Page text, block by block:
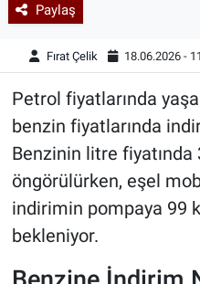
Paylaş
Fırat Çelik 18.06.2026 -
Petrol fiyatlarında
benzin fiyatlarında
Benzinin litre fiyatında
öngörülürken, eşel
indirimin pompaya 99
bekleniyor.
Astroloji-Rüya